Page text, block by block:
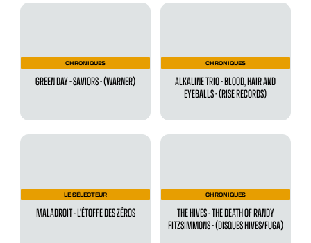
CHRONIQUES
GREEN DAY - SAVIORS - (WARNER)
CHRONIQUES
ALKALINE TRIO - BLOOD, HAIR AND
EYEBALLS - (RISE RECORDS)
LE SÉLECTEUR
MALADROIT - L’ÉTOFFE DES ZÉROS
CHRONIQUES
THE HIVES - THE DEATH OF RANDY
FITZSIMMONS - (DISQUES HIVES/FUGA)